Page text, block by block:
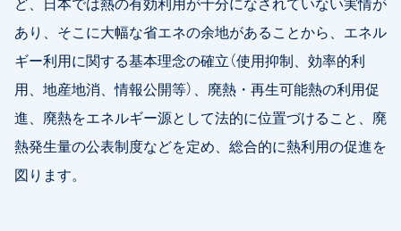
あり、そこに大幅な省エネの余地があることから、エネル
ギー利用に関する基本理念の確立（使用抑制、効率的利
用、地産地消、情報公開等）、廃熱・再生可能熱の利用促
進、廃熱をエネルギー源として法的に位置づけること、廃
熱発生量の公表制度などを定め、総合的に熱利用の促進を
図ります。